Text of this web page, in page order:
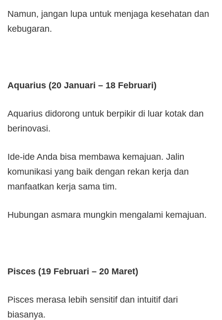
Namun, jangan lupa untuk menjaga kesehatan dan
kebugaran.
Aquarius (20 Januari – 18 Februari)
Aquarius didorong untuk berpikir di luar kotak dan
berinovasi.
Ide-ide Anda bisa membawa kemajuan. Jalin
komunikasi yang baik dengan rekan kerja dan
manfaatkan kerja sama tim.
Hubungan asmara mungkin mengalami kemajuan.
Pisces (19 Februari – 20 Maret)
Pisces merasa lebih sensitif dan intuitif dari
biasanya.